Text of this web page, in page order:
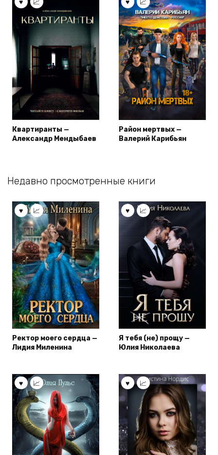
Квартиранты —
Александр Мендыбаев
Район мертвых —
Валерий Карибьян
Недавно просмотренные книги
Ректор моего сердца —
Лидия Миленина
Я тебя (не) прощу —
Юлия Николаева